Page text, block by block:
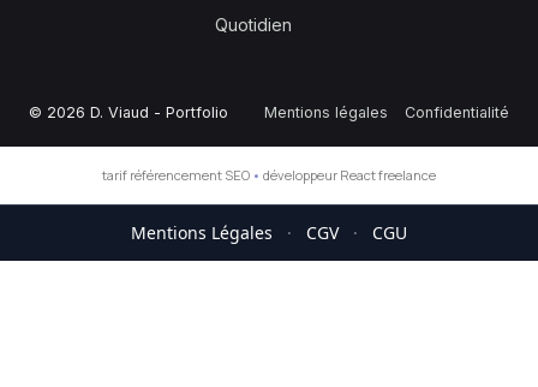
Quotidien
© 2026 D. Viaud - Portfolio Mentions légales Confidentialité
tarif référencement SEO • développeur React freelance
Mentions Légales · CGV · CGU